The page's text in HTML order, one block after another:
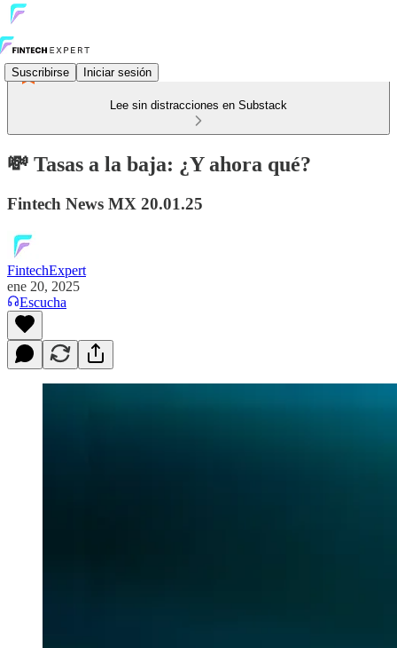
Suscribirse Iniciar sesión
Lee sin distracciones en Substack
💸 Tasas a la baja: ¿Y ahora qué?
Fintech News MX 20.01.25
FintechExpert
ene 20, 2025
Escucha